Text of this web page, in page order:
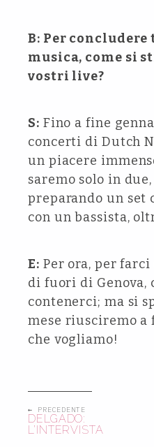
B: Per
musica, come si
vostri live?
S: Fino a fine
concerti di Dutch
un piacere
saremo solo in
preparando un set
con un bassista,
E: Per ora, per farci
di fuori di Genova,
contenerci; ma si
mese riusciremo
che vogliamo!
← PRECEDENTE
DELGADO:
L’INTERVISTA